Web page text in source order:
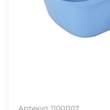
Артикул: 11001107